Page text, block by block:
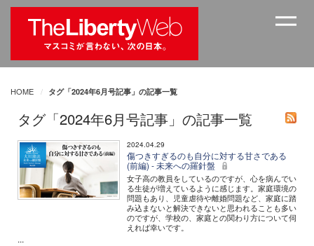
HOME タグ「2024年6月号記事」の記事一覧
タグ「2024年6月号記事」の記事一覧
2024.04.29
傷つきすぎるのも自分に対する甘さである
(前編) - 未来への羅針盤
女子高の教員をしているのですが、心を病んでい
る生徒が増えているように感じます。家庭環境の
問題もあり、児童虐待や離婚問題など、家庭に踏
み込まないと解決できないと思われることも多い
のですが、学校の、家庭との関わり方について伺
えれば幸いです。
...